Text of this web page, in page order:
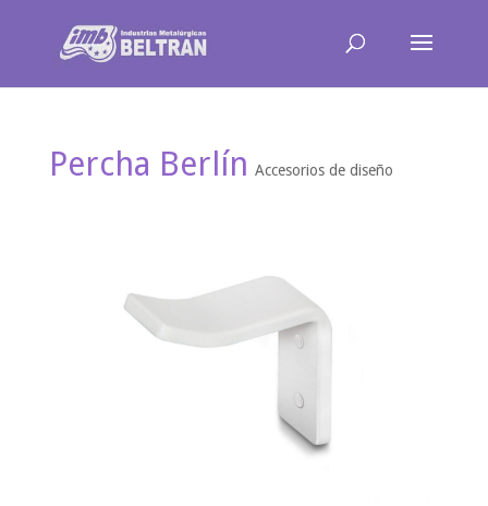
Percha Berlín Accesorios de diseño